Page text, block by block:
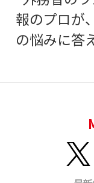
報のプロが
の悩みに答